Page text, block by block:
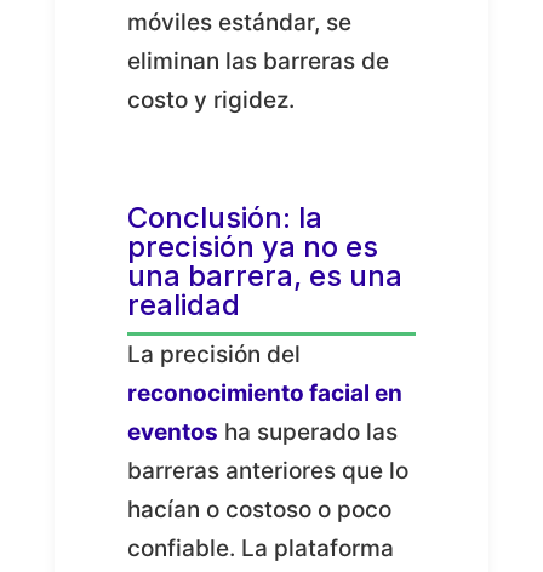
móviles estándar, se
eliminan las barreras de
costo y rigidez.
Conclusión: la
precisión ya no es
una barrera, es una
realidad
La precisión del
reconocimiento facial en
eventos ha superado las
barreras anteriores que lo
hacían o costoso o poco
confiable. La plataforma